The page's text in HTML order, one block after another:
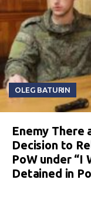
OLEG BATURIN
Enemy There
Decision to
PoW under “I
Detained in